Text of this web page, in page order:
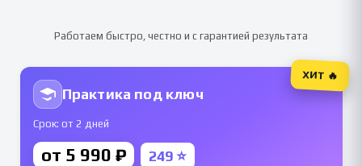
Работаем быстро, честно и с гарантией результата
Практика под ключ
Срок: от 2 дней
от 5 990 ₽ 249 ⭐
ХИТ 🔥